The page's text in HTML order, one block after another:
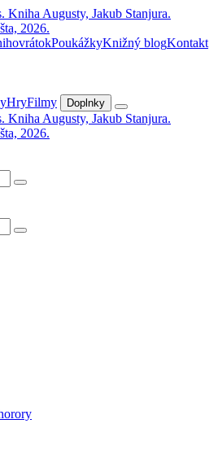
PoukážkyKnižný blogKontakt
HryFilmy Doplnky